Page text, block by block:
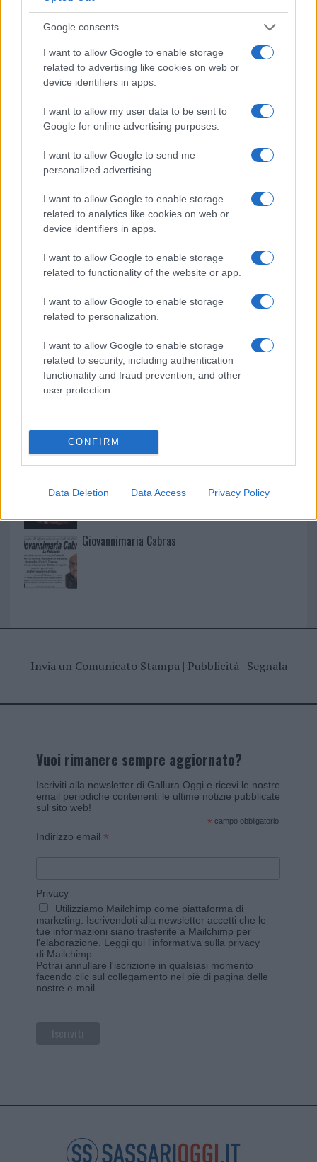
Google consents
I want to allow Google to enable storage
related to advertising like cookies on web or
device identifiers in apps.
I want to allow my user data to be sent to
Google for online advertising purposes.
I want to allow Google to send me
personalized advertising.
I want to allow Google to enable storage
related to analytics like cookies on web or
device identifiers in apps.
I want to allow Google to enable storage
related to functionality of the website or app.
I want to allow Google to enable storage
related to personalization.
I want to allow Google to enable storage
related to security, including authentication
functionality and fraud prevention, and other
user protection.
CONFIRM
Data Deletion Data Access Privacy Policy
Martina Agostina Diturco
I nostri cari
Giovannimaria Cabras
Invia un Comunicato Stampa| Pubblicità| Segnala
Vuoi rimanere sempre aggiornato?
Iscriviti alla newsletter di Gallura Oggi e ricevi le nostre
email periodiche contenenti le ultime notizie pubblicate
sul sito web!
* campo obbligatorio
Indirizzo email *
Privacy
Utilizziamo Mailchimp come piattaforma di
marketing. Iscrivendoti alla newsletter accetti che le
tue informazioni siano trasferite a Mailchimp per
l'elaborazione. Leggi qui l'informativa sulla privacy
di Mailchimp
Potrai annullare l'iscrizione in qualsiasi momento
facendo clic sul collegamento nel piè di pagina delle
nostre e-mail.